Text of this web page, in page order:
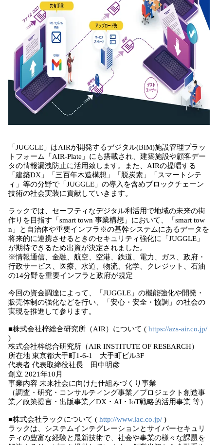
「JUGGLE」はAIRが開発するデジタル(BIM)施設管理プラッ
トフォーム「AIR-Plate」にも搭載され、建築施設や顧客デー
タの情報漏洩防⽌に活⽤致します。また、AIRの提唱する
「建築DX」「三百年⽊造構想」「脱炭素」「スマートシテ
ィ」等の分野で「JUGGLE」の導入を含めブロックチェーン
技術の社会実装に貢献していきます。
ラックでは、セーフティなデジタル利活⽤で地域の未来の街
作りを⽬指す「smart town 事業構想」において、「smart tow
n」と⾃治体や重要インフラ※の基幹システムにあるデータを
将来的に連携させるときのセキュリティ強化に「JUGGLE」
が期待できるため出資が決定されました。
※情報通信、金融、航空、空港、鉄道、電力、ガス、政府・
行政サービス、医療、水道、物流、化学、クレジット、石油
の14分野を重要インフラと政府が規定
今回の資金調達によって、「JUGGLE」の機能強化や開発・
販売体制の強化などを行い、「安心・安全・協調」の社会の
実現を推進して参ります。
■株式会社梓総合研究所（AIR）について ( https://azs-air.co.jp/
)
株式会社梓総合研究所（AIR INSTITUTE OF RESEARCH）
所在地 東京都大手町1-6-1 大手町ビル3F
代表者 代表取締役社長 田中明彦
創立 2021年10月
事業内容 未来社会に向けた仕組みづくり事業
（調査・研究・コンサルティング事業／プロジェクト創造事
業／政策提言・出版事業／DX・AI・IoT戦略的活用事業 等）
■株式会社ラックについて ( http://www.lac.co.jp/ )
ラックは、システムインテグレーションとサイバーセキュリ
ティの豊富な経験と最新技術で、社会や事業の様々な課題を